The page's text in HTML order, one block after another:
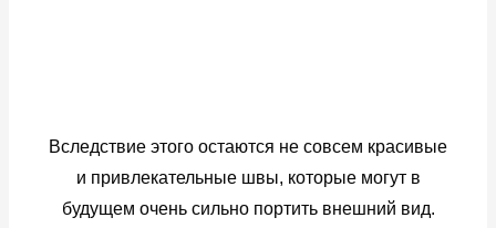
Вследствие этого остаются не совсем красивые
и привлекательные швы, которые могут в
будущем очень сильно портить внешний вид.